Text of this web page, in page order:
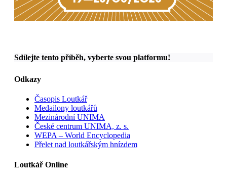
Sdílejte tento příběh, vyberte svou platformu!
Odkazy
Časopis Loutkář
Medailony loutkářů
Mezinárodní UNIMA
České centrum UNIMA, z. s.
WEPA – World Encyclopedia
Přelet nad loutkářským hnízdem
Loutkář Online